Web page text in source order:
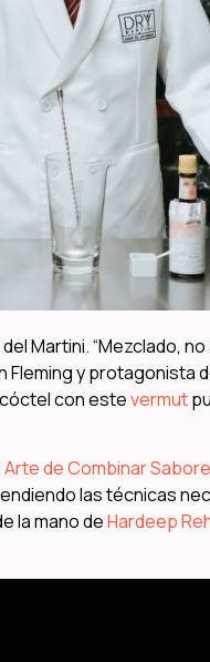
Martini. “Mezclado,
y protagonista
con estevermut
Arte de Combinar
las técnicas
la mano deHardeep